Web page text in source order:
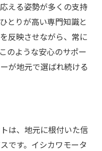
える姿勢が多くの支持
とりが高い専門知識と
反映させながら、常に
のような安心のサポー
が地元で選ばれ続ける
は、地元に根付いた信
です。イシカワモータ